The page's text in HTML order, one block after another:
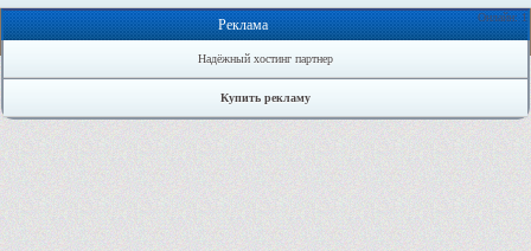
Онлайн: 1
Реклама
Надёжный хостинг партнер
Купить рекламу